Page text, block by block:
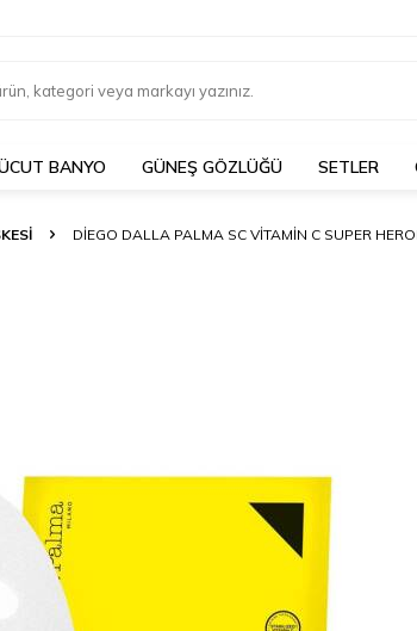
BANYO GÜNEŞ GÖZLÜĞÜ SETLER
DIEGO DALLA PALMA SC VITAMIN C SUPER